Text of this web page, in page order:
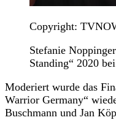
Copyright:
Stefanie
Standing“ 2020
Moderiert wurde das
Warrior Germany“
Buschmann und Jan